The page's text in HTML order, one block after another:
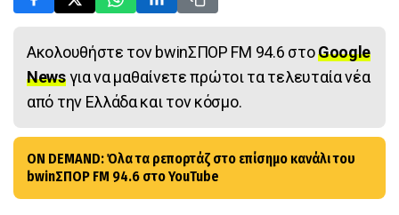
Ακολουθήστε τον bwinΣΠΟΡ FM 94.6 στοGoogle
Newsγια να μαθαίνετε πρώτοι τα τελευταία νέα
από την Ελλάδα και τον κόσμο.
ON DEMAND: Όλα τα ρεπορτάζ στο επίσημο κανάλι του
bwinΣΠΟΡ FM 94.6 στο YouTube